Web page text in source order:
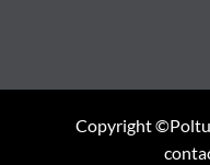
Copyright